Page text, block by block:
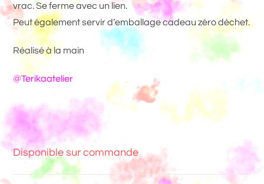
vrac. Se ferme avec un lien.
Peut également servir d’emballage cadeau zéro déchet.
Réalisé à la main
@Terikaatelier
Disponible sur commande